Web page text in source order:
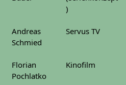
)
Andreas
Schmied
Servus TV
Florian
Pochlatko
Kinofilm